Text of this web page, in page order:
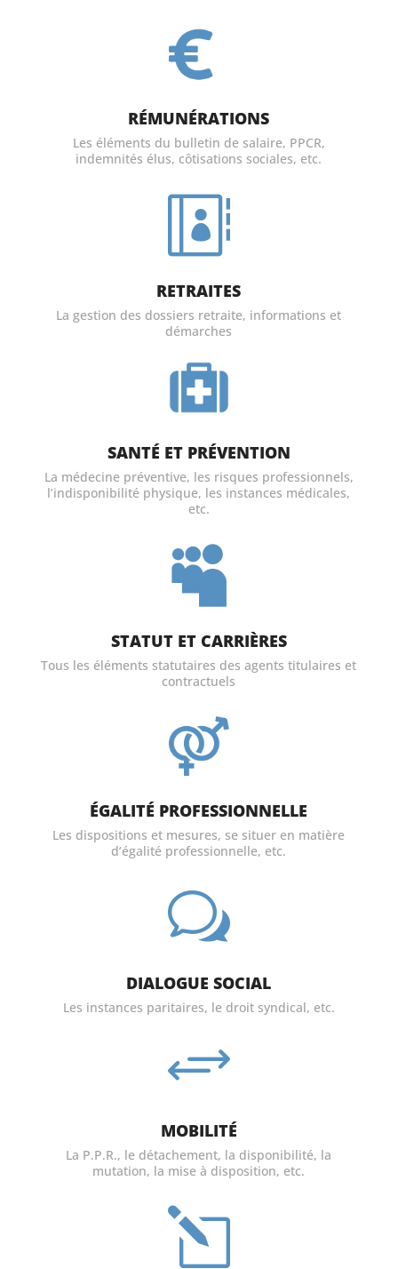
RÉMUNÉRATIONS
Les éléments du bulletin de salaire, PPCR,
indemnités élus, côtisations sociales, etc.

RETRAITES
La gestion des dossiers retraite, informations et
démarches
SANTÉ ET PRÉVENTION
La médecine préventive, les risques professionnels,
l’indisponibilité physique, les instances médicales,
etc.

STATUT ET CARRIÈRES
Tous les éléments statutaires des agents titulaires et
contractuels
ÉGALITÉ PROFESSIONNELLE
Les dispositions et mesures, se situer en matière
d’égalité professionnelle, etc.
w
DIALOGUE SOCIAL
Les instances paritaires, le droit syndical, etc.
+
MOBILITÉ
La P.P.R., le détachement, la disponibilité, la
mutation, la mise à disposition, etc.
l